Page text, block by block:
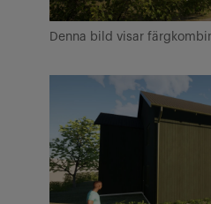
Denna bild visar